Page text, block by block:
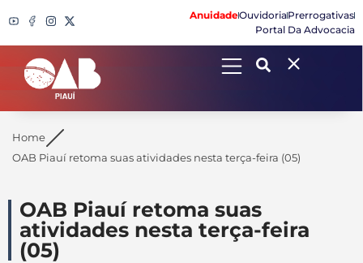
AnuidadeOuvidoriaPrerrogativas
Portal Da Advocacia
Search
Home
OAB Piauí retoma suas atividades nesta terça-feira (05)
OAB Piauí retoma suas
atividades nesta terça-feira
(05)